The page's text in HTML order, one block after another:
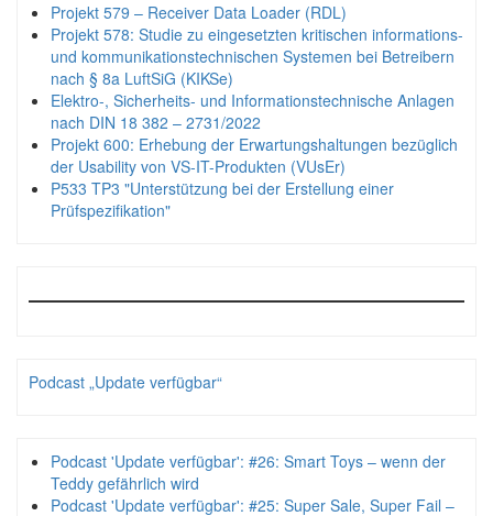
Projekt 579 – Receiver Data Loader (RDL)
Projekt 578: Studie zu eingesetzten kritischen informations-
und kommunikationstechnischen Systemen bei Betreibern
nach § 8a LuftSiG (KIKSe)
Elektro-, Sicherheits- und Informationstechnische Anlagen
nach DIN 18 382 – 2731/2022
Projekt 600: Erhebung der Erwartungshaltungen bezüglich
der Usability von VS-IT-Produkten (VUsEr)
P533 TP3 "Unterstützung bei der Erstellung einer
Prüfspezifikation"
Podcast „Update verfügbar“
Podcast 'Update verfügbar': #26: Smart Toys – wenn der
Teddy gefährlich wird
Podcast 'Update verfügbar': #25: Super Sale, Super Fail –